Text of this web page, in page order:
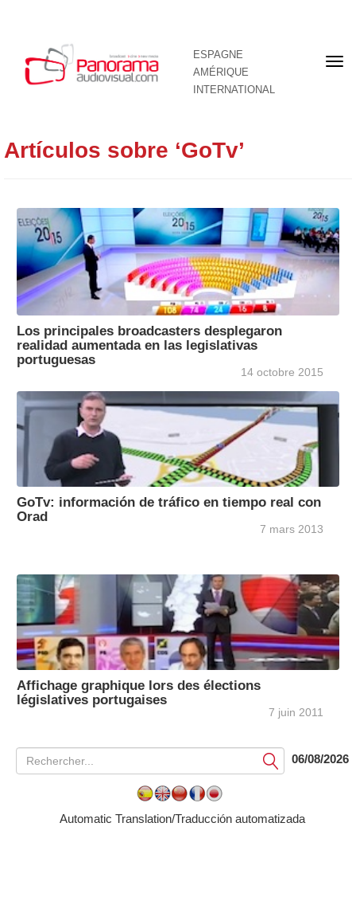
ESPAGNE
AMÉRIQUE
INTERNATIONAL
Artículos sobre ‘GoTv’
Los principales broadcasters desplegaron
realidad aumentada en las legislativas
portuguesas
14 octobre 2015
GoTv: información de tráfico en tiempo real con
Orad
7 mars 2013
Affichage graphique lors des élections
législatives portugaises
7 juin 2011
Soumettre06/08/2026
Automatic Translation/Traducción automatizada